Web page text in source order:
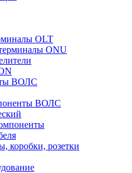
OLT
ONU
ВОЛС
ВОЛС
коробки, розетки